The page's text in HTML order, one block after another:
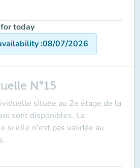
today
:08/07/2026
N°15
située au 2e étage de la
sont disponibles. La
si elle n'est pas validée au